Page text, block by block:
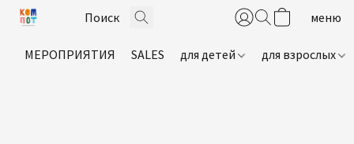
МЕРОПРИЯТИЯ SALES для детей для взрослых